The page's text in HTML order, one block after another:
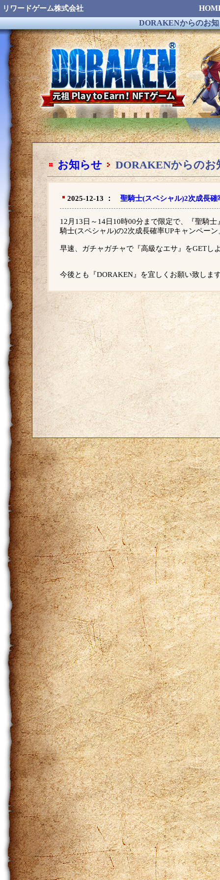
リワードゲーム株式会社
DORAKENからのお
お知らせ DORAKENからのお
2025-12-13 ： 聖騎士(スペシャル)2次成長
12月13日～14日10時00分まで限定で、『聖騎
騎士(スペシャル)の2次成長確率UPキャンペー
早速、ガチャガチャで『高級なエサ』をGETし
今後とも『DORAKEN』を宜しくお願い致しま